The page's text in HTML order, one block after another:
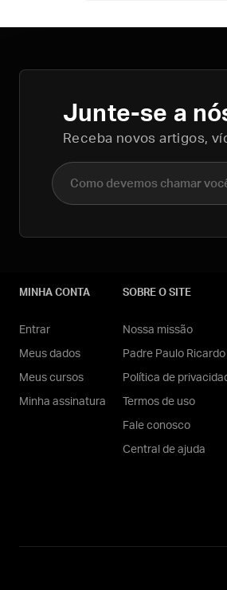
Junte-se a
Receba novos artigos,
Nome completo
MINHA CONTA
Entrar
Meus dados
Meus cursos
Minha assinatura
SOBRE O SITE
Nossa missão
Padre Paulo Ricardo
Política de
Termos de uso
Fale conosco
Central de ajuda